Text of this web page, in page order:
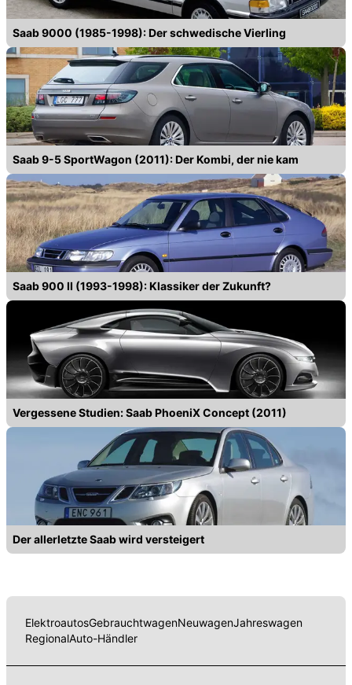
Saab 9000 (1985-1998): Der schwedische Vierling
Saab 9-5 SportWagon (2011): Der Kombi, der nie kam
Saab 900 II (1993-1998): Klassiker der Zukunft?
Vergessene Studien: Saab PhoeniX Concept (2011)
Der allerletzte Saab wird versteigert
ElektroautosGebrauchtwagenNeuwagenJahreswagen
RegionalAuto-Händler